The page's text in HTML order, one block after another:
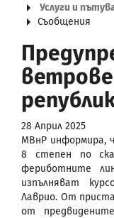
Услуги и
Съобщения
28 Април 2025
МВнР информира,
8 степен по
фериботните
изпълняват
Лаврио. От
от